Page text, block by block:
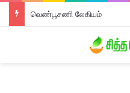
வெண்பூசணி லேகியம்